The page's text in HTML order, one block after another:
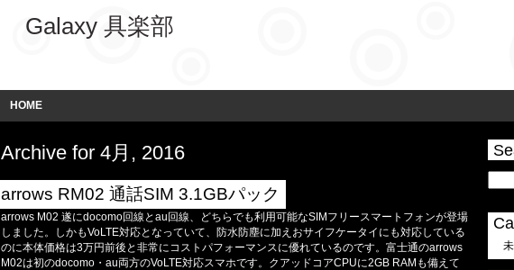
Galaxy 具楽部
HOME
Archive for 4月, 2016
arrows RM02 通話SIM 3.1GBパック
arrows M02 遂にdocomo回線とau回線、どちらでも利用可能なSIMフリースマートフォンが登場
しました。しかもVoLTE対応となっていて、防水防塵に加えおサイフケータイにも対応している
のに本体価格は3万円前後と非常にコストパフォーマンスに優れているのです。富士通のarrows
M02は初のdocomo・au両方のVoLTE対応スマホです。クアッドコアCPUに2GB RAMも備えて